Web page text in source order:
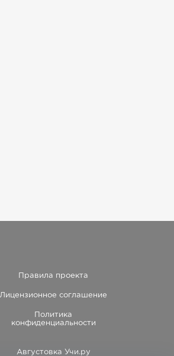
Правила проекта
Лицензионное соглашение
Политика
конфиденциальности
Августовка Учи.ру